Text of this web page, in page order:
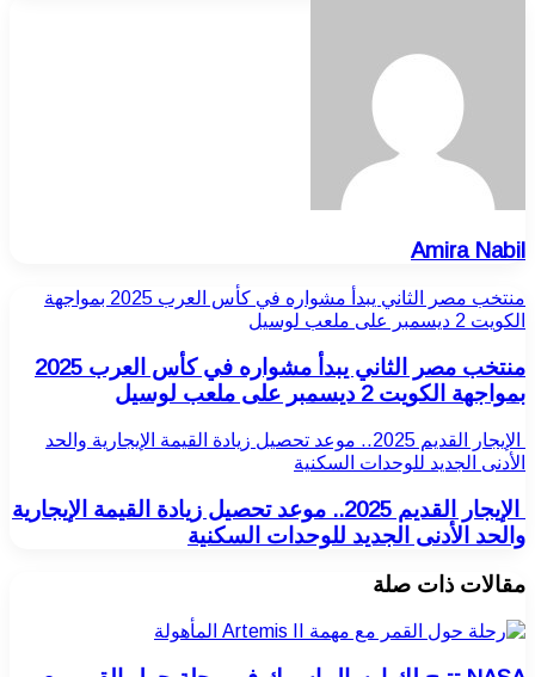
Amira Nabil
منتخب مصر الثاني يبدأ مشواره في كأس العرب 2025 بمواجهة
الكويت 2 ديسمبر على ملعب لوسيل
منتخب مصر الثاني يبدأ مشواره في كأس العرب 2025
بمواجهة الكويت 2 ديسمبر على ملعب لوسيل
الإيجار القديم 2025.. موعد تحصيل زيادة القيمة الإيجارية والحد
الأدنى الجديد للوحدات السكنية
الإيجار القديم 2025.. موعد تحصيل زيادة القيمة الإيجارية
والحد الأدنى الجديد للوحدات السكنية
مقالات ذات صلة